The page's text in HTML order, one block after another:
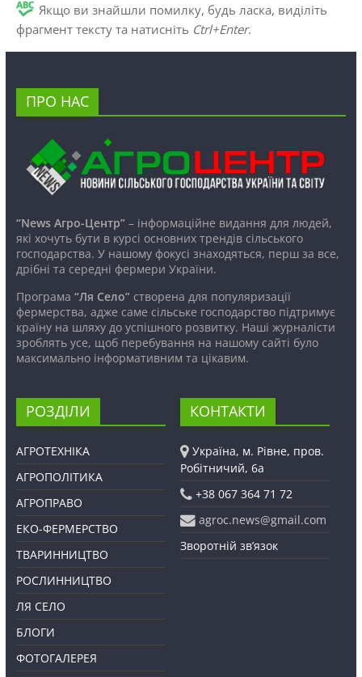
Якщо ви знайшли помилку, будь ласка, виділіть
фрагмент тексту та натисніть Ctrl+Enter.
ПРО НАС
“News Агро-Центр”– інформаційне видання для людей,
які хочуть бути в курсі основних трендів сільського
господарства. У нашому фокусі знаходяться, перш за все,
дрібні та середні фермери України.
Програма “Ля Село”створена для популяризації
фермерства, адже саме сільське господарство підтримує
країну на шляху до успішного розвитку. Наші журналісти
зроблять усе, щоб перебування на нашому сайті було
максимально інформативним та цікавим.
РОЗДІЛИ
АГРОТЕХНІКА
АГРОПОЛІТИКА
АГРОПРАВО
ЕКО-ФЕРМЕРСТВО
ТВАРИННИЦТВО
РОСЛИННИЦТВО
ЛЯ СЕЛО
БЛОГИ
ФОТОГАЛЕРЕЯ
КОНТАКТИ
Україна, м. Рівне, пров.
Робітничий, 6а
+38 067 364 71 72
agroc.news@gmail.com
Зворотній зв’язок